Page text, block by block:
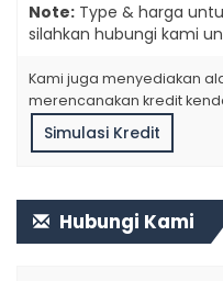
Note: Type & harga
silahkan hubungi kami
Kami juga menyediakan
merencanakan kredit
Simulasi Kredit
Hubungi Kami